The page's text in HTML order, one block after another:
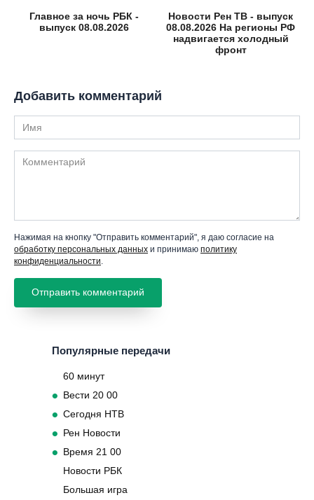
Главное за ночь РБК -
выпуск 08.08.2026
Новости Рен ТВ - выпуск
08.08.2026 На регионы РФ
надвигается холодный
фронт
Добавить комментарий
Имя
Комментарий
Нажимая на кнопку "Отправить комментарий", я даю согласие на
обработку персональных данных и принимаю политику
конфиденциальности
Популярные передачи
60 минут
Вести 20 00
Сегодня НТВ
Рен Новости
Время 21 00
Новости РБК
Большая игра